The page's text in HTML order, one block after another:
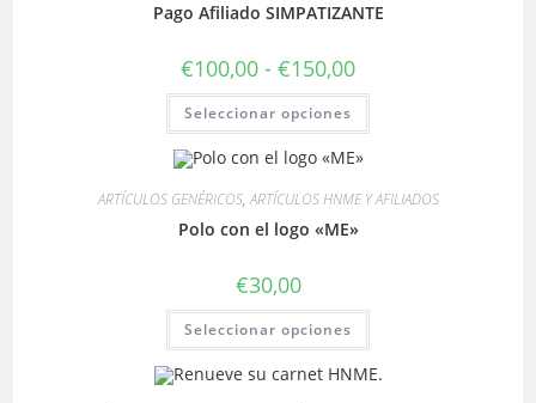
Pago Afiliado SIMPATIZANTE
€100,00 - €150,00Rango
precios:
€100,00
€150,00
Seleccionar opciones
Este
tiene
opciones
de
ARTÍCULOS GENÉRICOS,ARTÍCULOS HNME Y AFILIADOS
Polo con el logo «ME»
€30,00
Seleccionar opciones
Este
tiene
múltiples
variantes.